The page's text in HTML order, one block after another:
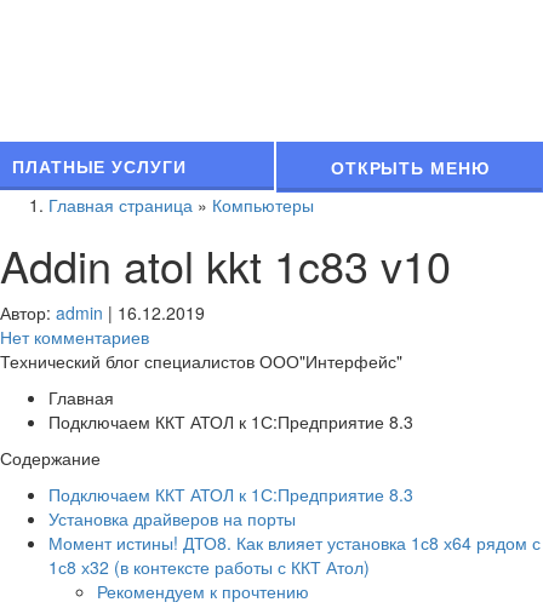
ОТКРЫТЬ МЕНЮ
ПЛАТНЫЕ УСЛУГИ
Главная страница » Компьютеры
Addin atol kkt 1c83 v10
Автор: admin | 16.12.2019
Нет комментариев
Технический блог специалистов ООО"Интерфейс"
Главная
Подключаем ККТ АТОЛ к 1С:Предприятие 8.3
Содержание
Подключаем ККТ АТОЛ к 1С:Предприятие 8.3
Установка драйверов на порты
Момент истины! ДТО8. Как влияет установка 1с8 х64 рядом с
1с8 х32 (в контексте работы с ККТ Атол)
Рекомендуем к прочтению